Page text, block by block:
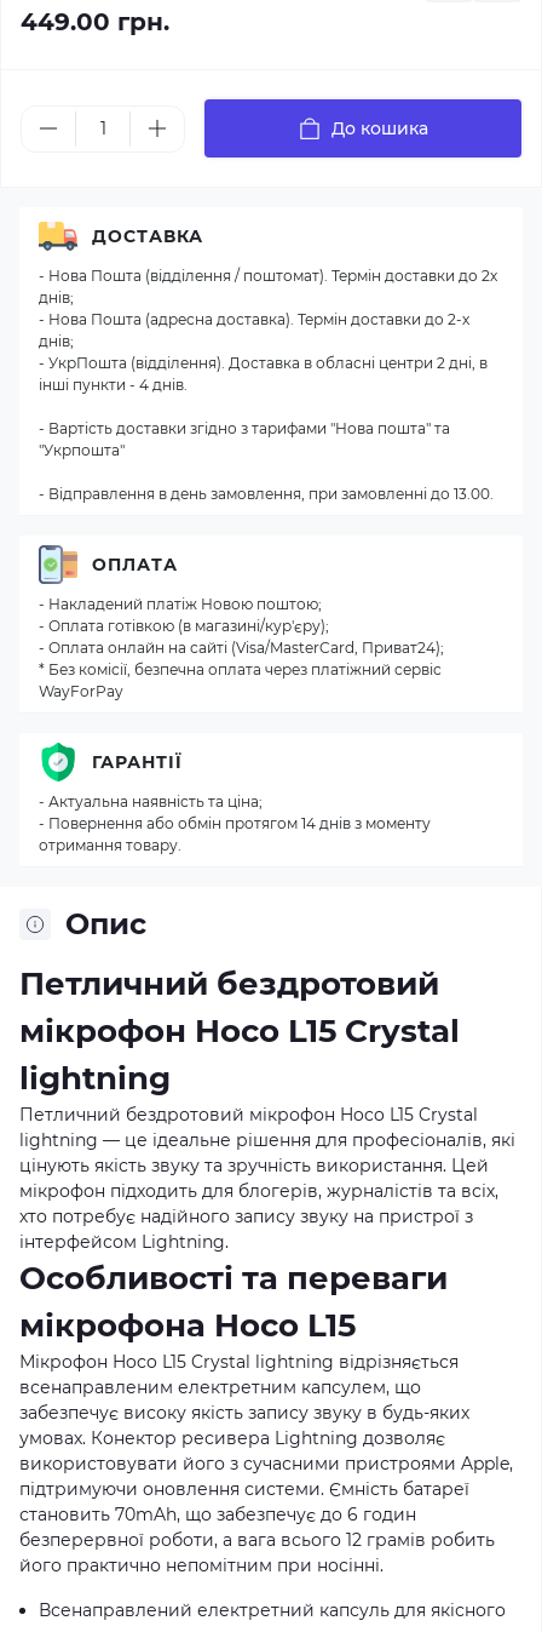
449.00 грн.
До кошика
Опис
Петличний бездротовий
мікрофон Hoco L15 Crystal
lightning
Петличний бездротовий мікрофон Hoco L15 Crystal
lightning — це ідеальне рішення для професіоналів, які
цінують якість звуку та зручність використання. Цей
мікрофон підходить для блогерів, журналістів та всіх,
хто потребує надійного запису звуку на пристрої з
інтерфейсом Lightning.
Особливості та переваги
мікрофона Hoco L15
Мікрофон Hoco L15 Crystal lightning відрізняється
всенаправленим електретним капсулем, що
забезпечує високу якість запису звуку в будь-яких
умовах. Конектор ресивера Lightning дозволяє
використовувати його з сучасними пристроями Apple,
підтримуючи оновлення системи. Ємність батареї
становить 70mAh, що забезпечує до 6 годин
безперервної роботи, а вага всього 12 грамів робить
його практично непомітним при носінні.
Всенаправлений електретний капсуль для якісного
ДОСТАВКА
- Нова Пошта (відділення / поштомат). Термін доставки до 2х
днів;
- Нова Пошта (адресна доставка). Термін доставки до 2-х
днів;
- УкрПошта (відділення). Доставка в обласні центри 2 дні, в
інші пункти - 4 днів.
- Вартість доставки згідно з тарифами "Нова пошта" та
"Укрпошта"
- Відправлення в день замовлення, при замовленні до 13.00.
ОПЛАТА
- Накладений платіж Новою поштою;
- Оплата готівкою (в магазині/кур'єру);
- Оплата онлайн на сайті (Visa/MasterCard, Приват24);
* Без комісії, безпечна оплата через платіжний сервіс
WayForPay
ГАРАНТІЇ
- Актуальна наявність та ціна;
- Повернення або обмін протягом 14 днів з моменту
отримання товару.